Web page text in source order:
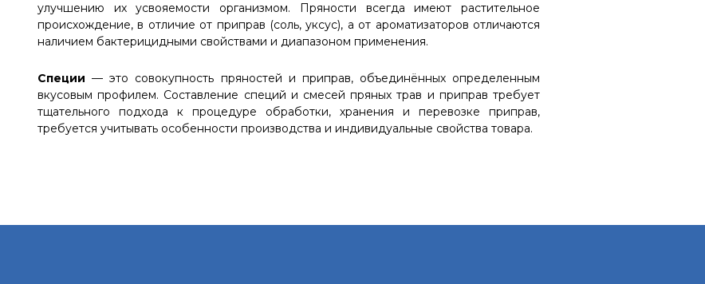
улучшению их усвояемости организмом. Пряности всегда имеют растительное
происхождение, в отличие от приправ (соль, уксус), а от ароматизаторов отличаются
наличием бактерицидными свойствами и диапазоном применения.
Специи — это совокупность пряностей и приправ, объединённых определенным
вкусовым профилем. Составление специй и смесей пряных трав и приправ требует
тщательного подхода к процедуре обработки, хранения и перевозке приправ,
требуется учитывать особенности производства и индивидуальные свойства товара.